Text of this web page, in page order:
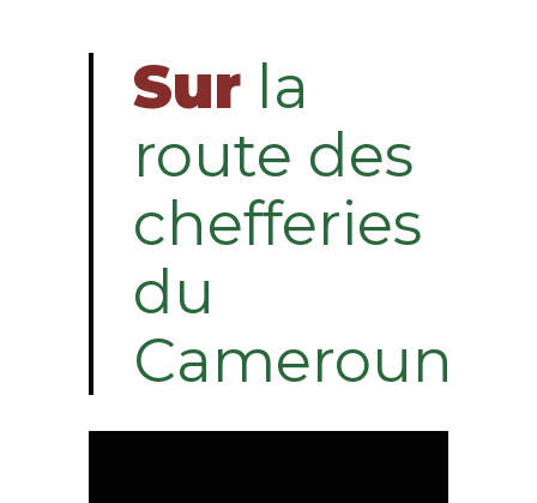
Sur la
route des
chefferies
du
Cameroun